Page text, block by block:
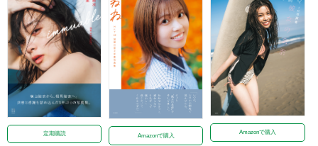
定期購読 Amazonで購入
Amazonで購入